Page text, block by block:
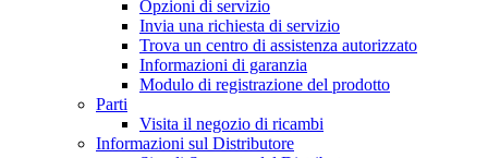
Opzioni di servizio
Invia una richiesta di servizio
Trova un centro di assistenza autorizzato
Informazioni di garanzia
Modulo di registrazione del prodotto
Parti
Visita il negozio di ricambi
Informazioni sul Distributore